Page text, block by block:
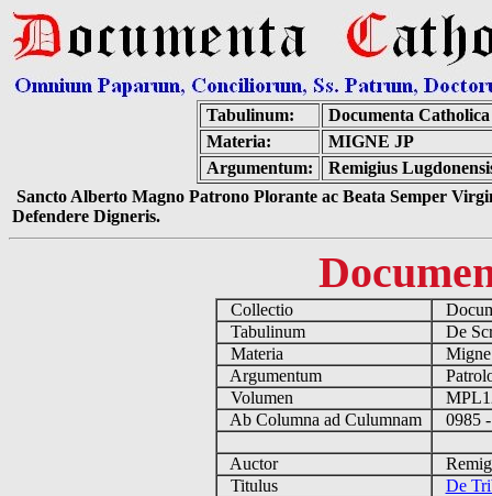
Tabulinum:
Documenta
Materia:
MIGNE JP
Argumentum:
Remigius
Sancto Alberto Magno Patrono Plorante ac Beata Semper
Defendere Digneris.
Collectio
Tabulinum
De
Materia
Argumentum
Volumen
Ab Columna ad Culumnam
0985
Auctor
Titulus
De